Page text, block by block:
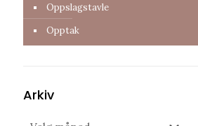
Oppslagstavle
Opptak
Arkiv